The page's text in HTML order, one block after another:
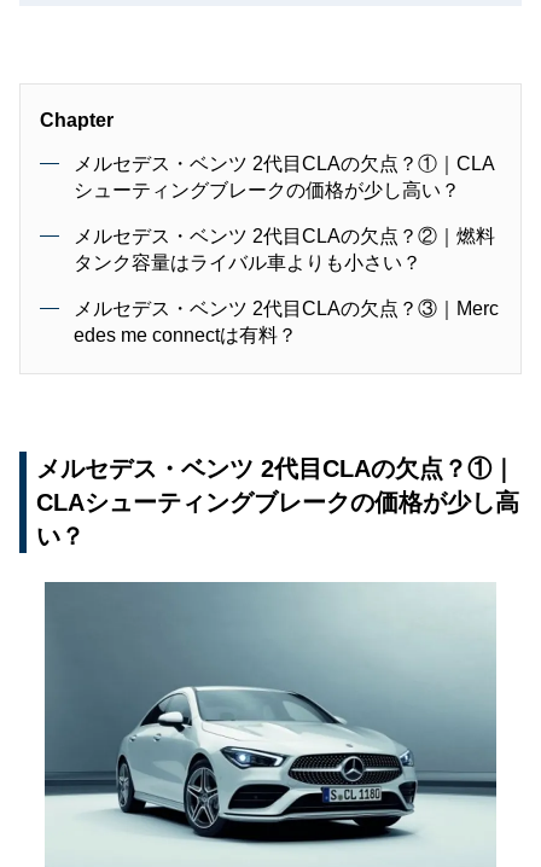
Chapter
メルセデス・ベンツ 2代目CLAの欠点？①｜CLA
シューティングブレークの価格が少し高い？
メルセデス・ベンツ 2代目CLAの欠点？②｜燃料
タンク容量はライバル車よりも小さい？
メルセデス・ベンツ 2代目CLAの欠点？③｜Merc
edes me connectは有料？
メルセデス・ベンツ 2代目CLAの欠点？①｜
CLAシューティングブレークの価格が少し高
い？